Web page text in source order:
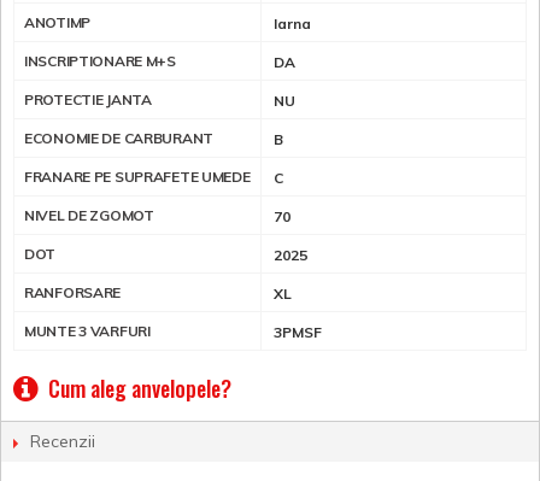
ANOTIMP Iarna
INSCRIPTIONARE M+S DA
PROTECTIE JANTA NU
ECONOMIE DE CARBURANT B
FRANARE PE SUPRAFETE UMEDE C
NIVEL DE ZGOMOT 70
DOT 2025
RANFORSARE XL
MUNTE 3 VARFURI 3PMSF
Cum aleg anvelopele?
Recenzii